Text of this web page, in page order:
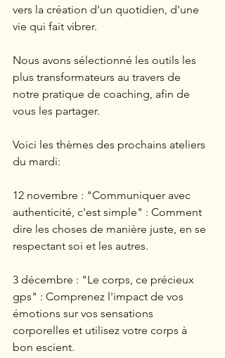
vers la création d'un quotidien, d'une
vie qui fait vibrer.
Nous avons sélectionné les outils les
plus transformateurs au travers de
notre pratique de coaching, afin de
vous les partager.
Voici les thèmes des prochains ateliers
du mardi:
12 novembre : "Communiquer avec
authenticité, c'est simple" : Comment
dire les choses de manière juste, en se
respectant soi et les autres.
3 décembre : "Le corps, ce précieux
gps" : Comprenez l'impact de vos
émotions sur vos sensations
corporelles et utilisez votre corps à
bon escient.